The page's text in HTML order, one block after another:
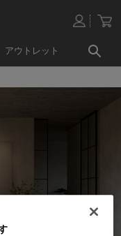
アウトレット